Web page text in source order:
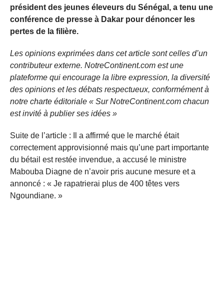
président des jeunes éleveurs du Sénégal, a tenu une
conférence de presse à Dakar pour dénoncer les
pertes de la filière.
Les opinions exprimées dans cet article sont celles d’un
contributeur externe. NotreContinent.com est une
plateforme qui encourage la libre expression, la diversité
des opinions et les débats respectueux, conformément à
notre charte éditoriale « Sur NotreContinent.com chacun
est invité à publier ses idées »
Suite de l’article : Il a affirmé que le marché était
correctement approvisionné mais qu’une part importante
du bétail est restée invendue, a accusé le ministre
Mabouba Diagne de n’avoir pris aucune mesure et a
annoncé : « Je rapatrierai plus de 400 têtes vers
Ngoundiane. »